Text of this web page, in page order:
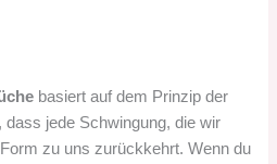
basiert auf dem Prinzip der
jede Schwingung, die wir
zu uns zurückkehrt. Wenn du